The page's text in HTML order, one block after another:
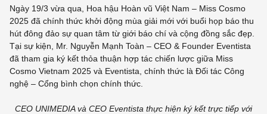
Ngày 19/3 vừa qua, Hoa hậu Hoàn vũ Việt Nam – Miss Cosmo
2025 đã chính thức khởi động mùa giải mới với buổi họp báo thu
hút đông đảo sự quan tâm từ giới báo chí và cộng đồng sắc đẹp.
Tại sự kiện, Mr. Nguyễn Mạnh Toàn – CEO & Founder Eventista
đã tham gia ký kết thỏa thuận hợp tác chiến lược giữa Miss
Cosmo Vietnam 2025 và Eventista, chính thức là Đối tác Công
nghệ – Cổng bình chọn chính thức.
CEO UNIMEDIA và CEO Eventista thực hiện ký kết trực tiếp với